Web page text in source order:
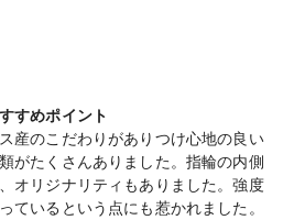
情報
典／11時～13時までのご来店でさらに
すめポイント
産のこだわりがありつけ心地の良い
がたくさんありました。指輪の内側
オリジナリティもありました。強度
ているという点にも惹かれました。